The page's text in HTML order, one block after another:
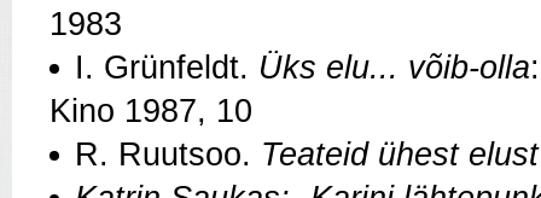
1983
I. Grünfeldt. Üks elu... võib-olla
Kino 1987, 10
R. Ruutsoo. Teateid ühest elust